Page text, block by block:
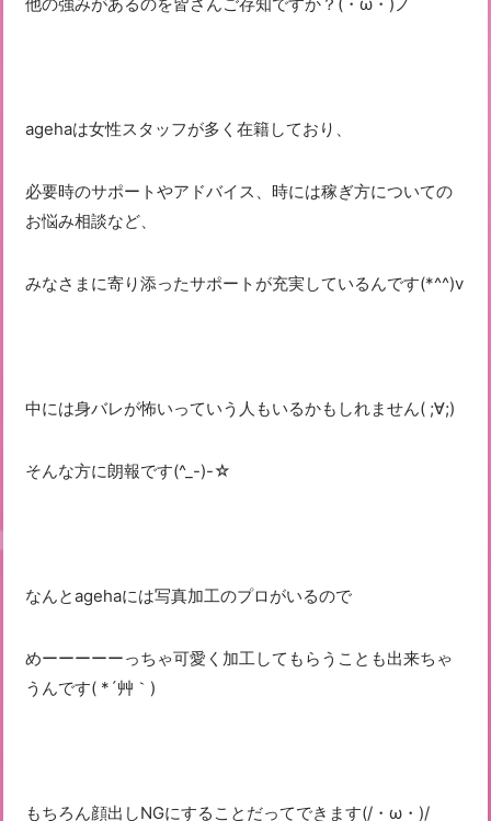
agehaは女性スタッフが多く在籍しており、
必要時のサポートやアドバイス、時には稼ぎ方についての
お悩み相談など、
みなさまに寄り添ったサポートが充実しているんです(*^^)v
中には身バレが怖いっていう人もいるかもしれません( ;∀;)
そんな方に朗報です(^_-)-☆
なんとagehaには写真加工のプロがいるので
めーーーーーっちゃ可愛く加工してもらうことも出来ちゃ
うんです( *´艸｀)
もちろん顔出しNGにすることだってできます(/・ω・)/